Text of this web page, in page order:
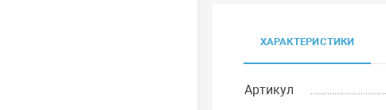
ХАРАКТЕРИСТИКИ
Артикул